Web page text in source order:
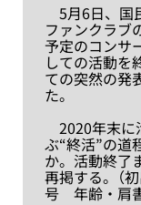
5月6日、国
ファンクラブ
予定のコンサ
しての活動を
ての突然の発
た。
2020年末に
ぶ“終活”の道
か。活動終了
再掲する。（
号 年齢・肩